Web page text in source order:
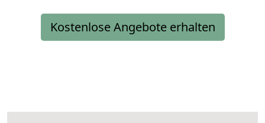
Kostenlose Angebote erhalten